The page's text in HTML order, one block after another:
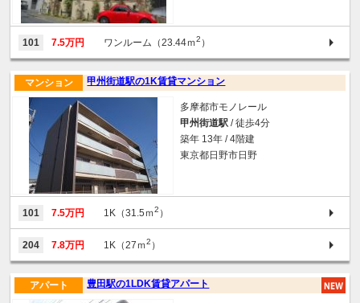
101 7.5万円 ワンルーム（23.44ｍ2 ）
甲州街道駅の1K賃貸マンション
マンション
多摩都市モノレール
甲州街道駅 / 徒歩4分
築年 13年 / 4階建
東京都日野市日野
101 7.5万円 1K（31.5ｍ2 ）
204 7.8万円 1K（27ｍ2 ）
豊田駅の1LDK賃貸アパート
アパート